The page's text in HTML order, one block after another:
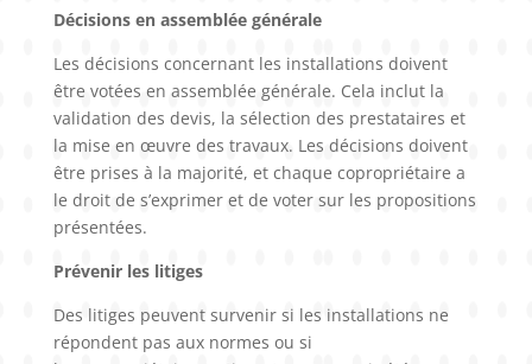
Décisions en assemblée générale
Les décisions concernant les installations doivent
être votées en assemblée générale. Cela inclut la
validation des devis, la sélection des prestataires et
la mise en œuvre des travaux. Les décisions doivent
être prises à la majorité, et chaque copropriétaire a
le droit de s’exprimer et de voter sur les propositions
présentées.
Prévenir les litiges
Des litiges peuvent survenir si les installations ne
répondent pas aux normes ou si